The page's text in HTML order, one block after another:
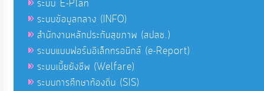
ระบบ E-Plan
ระบบข้อมูลกลาง (INFO)
สำนักงานหลักประกันสุขภาพ (สปสช.)
ระบบแบบฟอร์มอิเล็กทรอนิกส์ (e-Report)
ระบบเบี้ยยังชีพ (Welfare)
ระบบการศึกษาท้องถิ่น (SIS)